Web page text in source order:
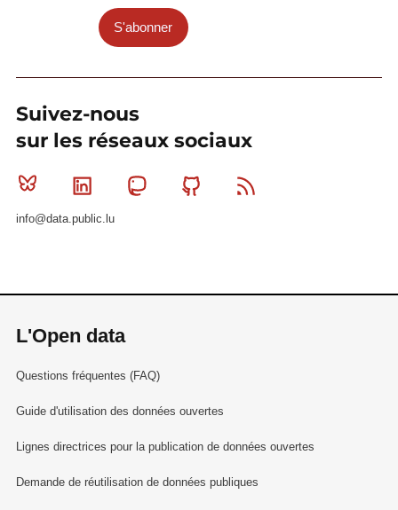
S'abonner
Suivez-nous
sur les réseaux sociaux
Bluesky Linkedin MastodonGithub
info@data.public.lu
L'Open data
Questions fréquentes (FAQ)
Guide d'utilisation des données ouvertes
Lignes directrices pour la publication de données ouvertes
Demande de réutilisation de données publiques